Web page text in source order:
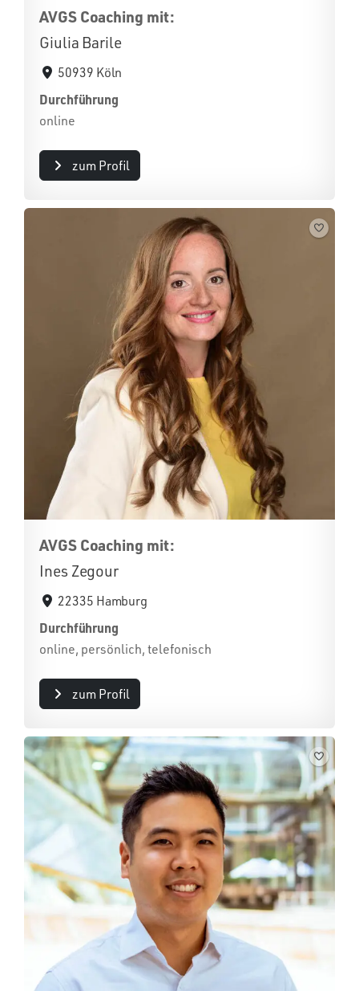
AVGS Coaching mit:
Giulia Barile
50939 Köln
Durchführung
online
zum Profil
AVGS Coaching mit:
Ines Zegour
22335 Hamburg
Durchführung
online, persönlich, telefonisch
zum Profil